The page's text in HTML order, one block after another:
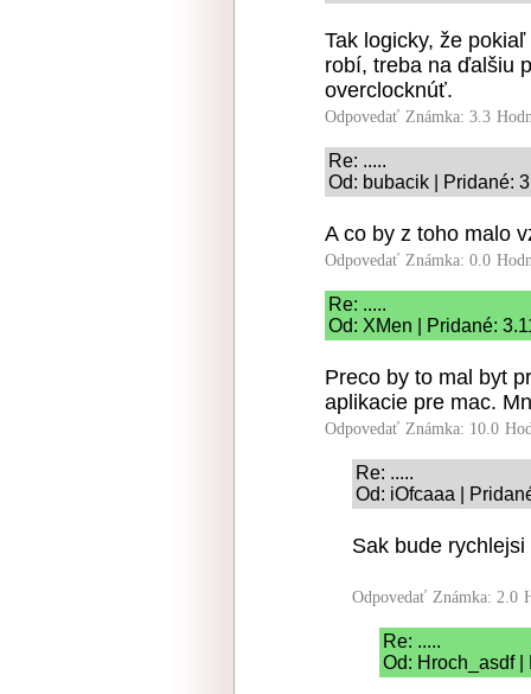
Tak logicky, že
robí, treba na ďalšiu
overclocknúť.
Odpovedať Známka: 3.3
Re: .....
Od: bubacik | Pridané:
A co by z toho malo
Odpovedať Známka: 0.0
Re: .....
Od: XMen | Pridané:
Preco by to mal byt
aplikacie pre mac.
Odpovedať Známka: 10.0
Re: .....
Od: iOfcaaa |
Sak bude
Odpovedať Známka: 2.0
Re: .....
Od: Hroch_asdf |